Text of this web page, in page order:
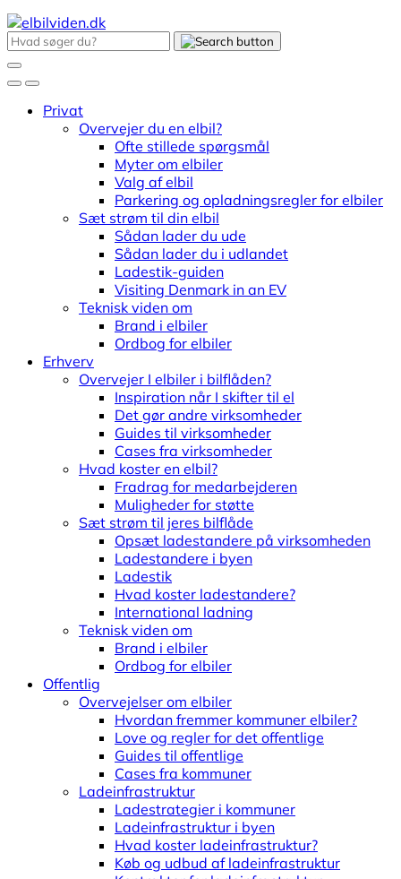
Privat
Overvejer du en elbil?
Ofte stillede spørgsmål
Myter om elbiler
Valg af elbil
Parkering og opladningsregler for elbiler
Sæt strøm til din elbil
Sådan lader du ude
Sådan lader du i udlandet
Ladestik-guiden
Visiting Denmark in an EV
Teknisk viden om
Brand i elbiler
Ordbog for elbiler
Erhverv
Overvejer I elbiler i bilflåden?
Inspiration når I skifter til el
Det gør andre virksomheder
Guides til virksomheder
Cases fra virksomheder
Hvad koster en elbil?
Fradrag for medarbejderen
Muligheder for støtte
Sæt strøm til jeres bilflåde
Opsæt ladestandere på virksomheden
Ladestandere i byen
Ladestik
Hvad koster ladestandere?
International ladning
Teknisk viden om
Brand i elbiler
Ordbog for elbiler
Offentlig
Overvejelser om elbiler
Hvordan fremmer kommuner elbiler?
Love og regler for det offentlige
Guides til offentlige
Cases fra kommuner
Ladeinfrastruktur
Ladestrategier i kommuner
Ladeinfrastruktur i byen
Hvad koster ladeinfrastruktur?
Køb og udbud af ladeinfrastruktur